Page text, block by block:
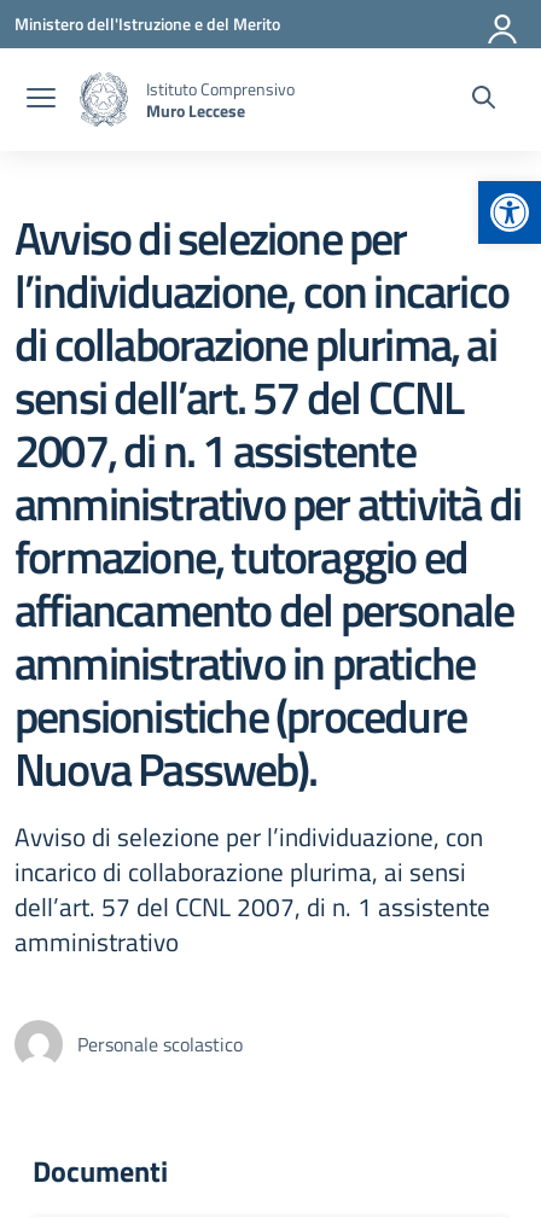
Vai ai contenuti
Vai al menu di navigazione
Vai al footer
Ministero dell'Istruzione e del Merito
Istituto Comprensivo
Muro Leccese
Avviso di selezione per
l’individuazione, con incarico
di collaborazione plurima, ai
sensi dell’art. 57 del CCNL
2007, di n. 1 assistente
amministrativo per attività di
formazione, tutoraggio ed
affiancamento del personale
amministrativo in pratiche
pensionistiche (procedure
Nuova Passweb).
Avviso di selezione per l’individuazione, con
incarico di collaborazione plurima, ai sensi
dell’art. 57 del CCNL 2007, di n. 1 assistente
amministrativo
Personale scolastico
Documenti